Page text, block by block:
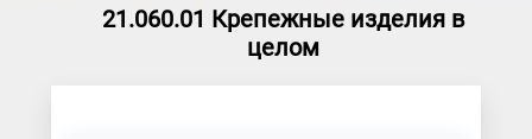
21.060.01 Крепежные изделия в
целом